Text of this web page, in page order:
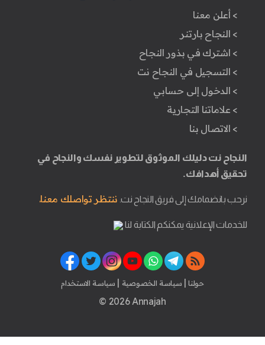
> أعلن معنا
> النجاح بارتنر
> اشترك في بذور النجاح
> التسجيل في النجاح نت
> الدخول إلى حسابي
> علاماتنا التجارية
> الاتصال بنا
النجاح نت دليلك الموثوق لتطوير نفسك والنجاح في
تحقيق أهدافك.
نرحب بانضمامك إلى فريق النجاح نت. ننتظر تواصلك معنا.
للخدمات الإعلانية يمكنكم الكتابة لنا
حولنا | سياسة الخصوصية | سياسة الاستخدام
© 2026 Annajah